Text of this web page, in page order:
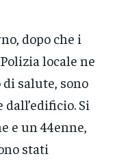
dopo che i
locale ne
salute, sono
Si
e un 44enne,
stati